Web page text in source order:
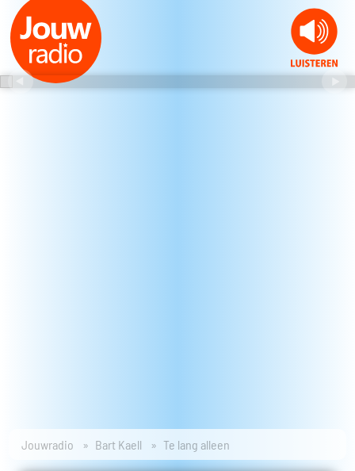
Jouwradio Bart Kaell Te lang alleen